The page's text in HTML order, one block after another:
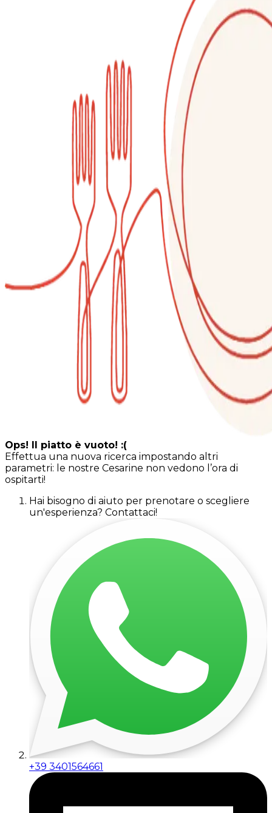
Ops! Il piatto è vuoto! :(
Effettua una nuova ricerca impostando altri
parametri: le nostre Cesarine non vedono l’ora di
ospitarti!
Hai bisogno di aiuto per prenotare o scegliere
un'esperienza? Contattaci!
+39 3401564661